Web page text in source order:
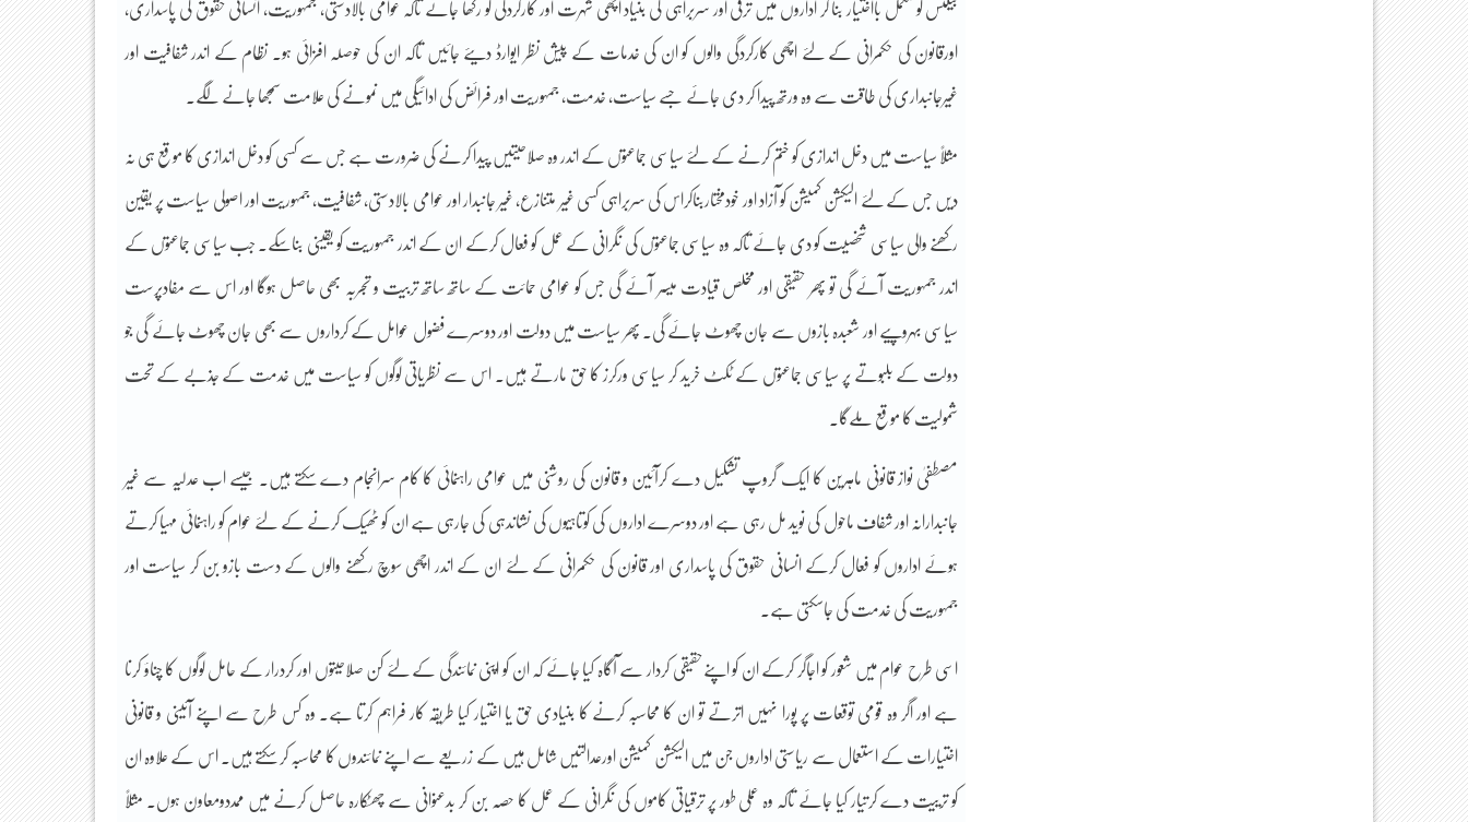
بیلنس کو مکمل بااختیار بنا کر اداروں میں ترقی اور سربراہی کی بنیاد اچھی شہرت اور کارکردگی کو رکھا جائے تاکہ عوامی بالادستی، جمہوریت، انسانی حقوق کی پاسداری،
اورقانون کی حکمرانی کے لئے اچھی کارکردگی والوں کو ان کی خدمات کے پیش نظر ایوارڈ دیئے جائیں تاکہ ان کی حوصلہ افزائی ہو۔ نظام کے اندر شفافیت اور
غیرجانبداری کی طاقت سے وہ ورتھ پیدا کر دی جائے جسے سیاست، خدمت، جمہوریت اور فرائض کی ادائیگی میں نمونے کی علامت سمجھا جانے لگے۔
مثلاً سیاست میں دخل اندازی کو ختم کرنے کے لئے سیاسی جماعتوں کے اندر وہ صلاحیتیں پیدا کرنے کی ضرورت ہے جس سے کسی کو دخل اندازی کا موقع ہی نہ
دیں جس کے لئے الیکشن کمیشن کو آزاد اور خودمختاربناکراس کی سربراہی کسی غیر متنازع، غیر جانبدار اور عوامی بالادستی، شفافیت، جمہوریت اور اصولی سیاست پر یقین
رکھنے والی سیاسی شخصیت کو دی جائے تاکہ وہ سیاسی جماعتوں کی نگرانی کے عمل کو فعال کرکے ان کے اندر جمہوریت کو یقینی بناسکے۔ جب سیاسی جماعتوں کے
اندر جمہوریت آئے گی تو پھر حقیقی اور مخلص قیادت میسر آئے گی جس کو عوامی حمائت کے ساتھ ساتھ تربیت و تجربہ بھی حاصل ہوگا اور اس سے مفادپرست
سیاسی بہروپیے اور شعبدہ بازوں سے جان چھوٹ جائے گی۔ پھر سیاست میں دولت اور دوسرے فضول عوامل کے کرداروں سے بھی جان چھوٹ جائے گی جو
دولت کے بلبوتے پر سیاسی جماعتوں کے ٹکٹ خرید کر سیاسی ورکرز کا حق مارتے ہیں۔ اس سے نظریاتی لوگوں کو سیاست میں خدمت کے جذبے کے تحت
شمولیت کا موقع ملےگا۔
مصطفیٰ نواز قانونی ماہرین کا ایک گروپ تشکیل دے کرآئین و قانون کی روشنی میں عوامی راہنمائی کا کام سرانجام دے سکتے ہیں۔ جیسے اب عدلیہ سے غیر
جانبدارانہ اور شفاف ماحول کی نوید مل رہی ہے اور دوسرے اداروں کی کوتاہیوں کی نشاندہی کی جارہی ہے ان کو ٹھیک کرنے کے لئے عوام کو راہنمائی مہیا کرتے
ہوئے اداروں کو فعال کرکے انسانی حقوق کی پاسداری اور قانون کی حکمرانی کے لئے ان کے اندر اچھی سوچ رکھنے والوں کے دست بازو بن کر سیاست اور
جمہوریت کی خدمت کی جاسکتی ہے۔
اسی طرح عوام میں شعور کو اجاگر کرکے ان کو اپنےحقیقی کردار سے آگاہ کیا جائے کہ ان کو اپنی نمائندگی کے لئے کن صلاحیتوں اور کردرار کے حامل لوگوں کا چناؤ کرنا
ہے اور اگر وہ قومی توقعات پر پورا نہیں اترتے تو ان کا محاسبہ کرنے کا بنیادی حق یا اختیار کیا طریقہ کار فراہم کرتا ہے۔ وہ کس طرح سے اپنے آئینی و قانونی
اختیارات کے استعمال سے ریاستی اداروں جن میں الیکشن کمیشن اورعدالتیں شامل ہیں کے زریعے سے اپنے نمائندوں کا محاسبہ کر سکتے ہیں۔ اس کے علاوہ ان
کو ترییت دے کرتیار کیا جائے تاکہ وہ عملی طور پر ترقیاتی کاموں کی نگرانی کے عمل کا حصہ بن کر بدعنوانی سے چھٹکارہ حاصل کرنے میں ممددومعاون ہوں۔ مثلاً